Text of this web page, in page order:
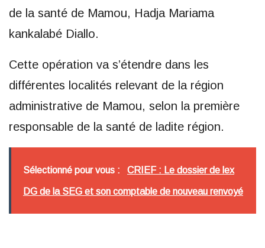
de la santé de Mamou, Hadja Mariama
kankalabé Diallo.
Cette opération va s’étendre dans les
différentes localités relevant de la région
administrative de Mamou, selon la première
responsable de la santé de ladite région.
Sélectionné pour vous : CRIEF : Le dossier de lex
DG de la SEG et son comptable de nouveau renvoyé